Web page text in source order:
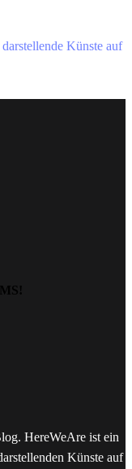
Künste auf
HereWeAre ist ein
Künste auf